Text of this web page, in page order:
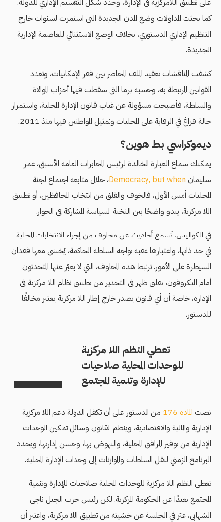
على تطبيق اللامركزية في الإدارة، وحدد شكل التقسيم الإداري للدولة.
كما بحثت المداولات وضع المدن الجديدة التي استمرت لسنوات خارج
التنظيم الإداري الدستوري، بخلاف الوضع الاستثنائي للعاصمة الإدارية
الجديدة.
كشفت المناقشات تعقيد الملف المحاصر بين فقر الإمكانيات، وتعدد
القوانين المرتبطة به، وحسبة برما التي سقطت فيها أحزاب الموالاة
والسلطة، فأصبحت مسؤولة عن غياب قانون الإدارة المحلية، واستمرار
حالة فراغ في الرقابة على المحليات وتمثيل المواطنين فيها منذ 2011.
ديموكراسي بط هوين؟
يمكنك سماع العبارة الخالدة لرئيس المخابرات العامة الأسبق، عمر
سليمان Democracy, but when، خلال متابعة اجتماع لجنة
المحليات أمس الأول، فالخوف والقلق من انتخاب المحافظين، أو تطبيق
اللا مركزية، يبدو واضحًا بين النخبة السياسة المشاركة في الحوار.
في الكواليس، تَسمع أحاديث عن مخاوف من إجراء الانتخابات المحلية
في حد ذاتها، واعتبارها عقبة تواجه السلطة الحاكمة، يُخشى معها فقدان
السيطرة على الأمور. ترتبط هذه المخاوف، التي لا يعبّر عنها المتحدثون
أمام الميكروفون، بقلق ظهر في التحذير من تطبيق نظام اللا مركزية في
الإدارة، خاصة أن أي قانون يصدر خارج إطار اللا مركزية يعتبر مخالفًا
للدستور.
تعطي النظم اللا مركزية
للوحدات المحلية صلاحيات
للإدارة وتنمية المجتمع
نصت المادة 176
من الدستور على أن تكفل الدولة دعم اللا مركزية
الإدارية والمالية والاقتصادية، وينظم القانون وسائل تمكين الوحدات
الإدارية من توفير المرافق المحلية، والنهوض بها، وحسن إدارتها، ويحدد
البرنامج الزمني لنقل السلطات والموازنات إلى وحدات الإدارة المحلية.
تعطي النظم اللا مركزية للوحدات المحلية صلاحيات للإدارة وتنمية
المجتمع بعيدًا عن الحكومة المركزية. لكن رئيس حزب الجيل ناجي
الشهابي، عبّر في الجلسة عن خشيته من تطبيق اللا مركزية، واعتبر أن